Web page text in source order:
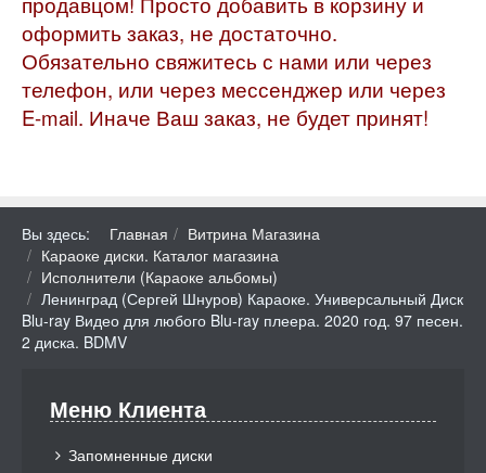
оформить заказ, не достаточно.
Обязательно свяжитесь с нами или через
телефон, или через мессенджер или через
E-mail. Иначе Ваш заказ, не будет принят!
Вы здесь: Главная
Витрина Магазина
Караоке диски. Каталог магазина
Исполнители (Караоке альбомы)
Ленинград (Сергей Шнуров) Караоке. Универсальный Диск
Blu-ray Видео для любого Blu-ray плеера. 2020 год. 97 песен.
2 диска. BDMV
Меню Клиента
Запомненные диски